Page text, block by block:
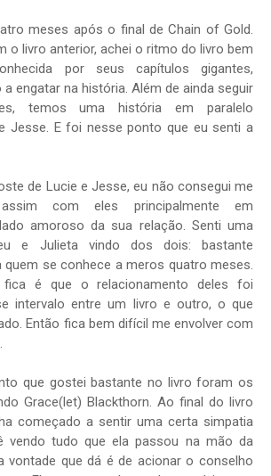
meses após o final de Chain of Gold.
o livro anterior, achei o ritmo do livro bem
por seus capítulos gigantes,
engatar na história. Além de ainda seguir
temos uma história em paralelo
Jesse. E foi nesse ponto que eu senti a
de Lucie e Jesse, eu não consegui me
com eles principalmente em
amoroso da sua relação. Senti uma
e Julieta vindo dos dois: bastante
se conhece a meros quatro meses.
é que o relacionamento deles foi
intervalo entre um livro e outro, o que
Então fica bem difícil me envolver com
que gostei bastante no livro foram os
Grace(let) Blackthorn. Ao final do livro
começado a sentir uma certa simpatia
vendo tudo que ela passou na mão da
vontade que dá é de acionar o conselho